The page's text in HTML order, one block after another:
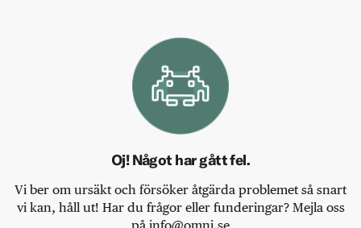
Oj! Något har gått fel.
Vi ber om ursäkt och försöker åtgärda problemet så snart
vi kan, håll ut! Har du frågor eller funderingar? Mejla oss